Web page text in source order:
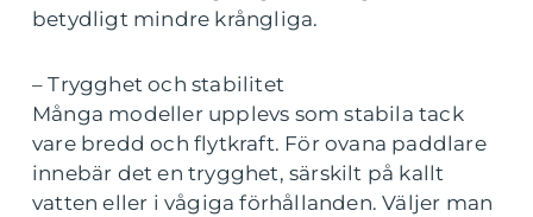
betydligt mindre krångliga.
– Trygghet och stabilitet
Många modeller upplevs som stabila tack
vare bredd och flytkraft. För ovana paddlare
innebär det en trygghet, särskilt på kallt
vatten eller i vågiga förhållanden. Väljer man